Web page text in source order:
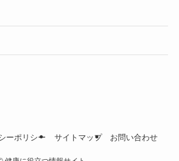
ーポリシー サイトマップ お問い合わせ